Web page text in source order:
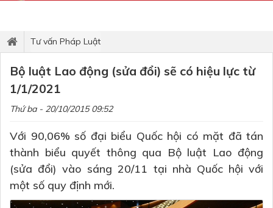
Tư vấn Pháp Luật
Bộ luật Lao động (sửa đổi) sẽ có hiệu lực từ
1/1/2021
Thứ ba - 20/10/2015 09:52
Với 90,06% số đại biểu Quốc hội có mặt đã tán
thành biểu quyết thông qua Bộ luật Lao động
(sửa đổi) vào sáng 20/11 tại nhà Quốc hội với
một số quy định mới.